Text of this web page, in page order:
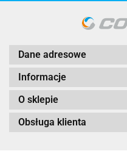
Dane adresowe
Informacje
O sklepie
Obsługa klienta